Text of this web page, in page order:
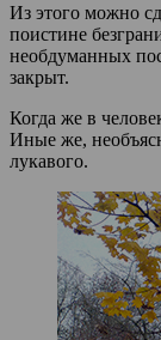
Из этого можно
поистине
необдуманных
закрыт.
Когда же в
Иные же,
лукавого.